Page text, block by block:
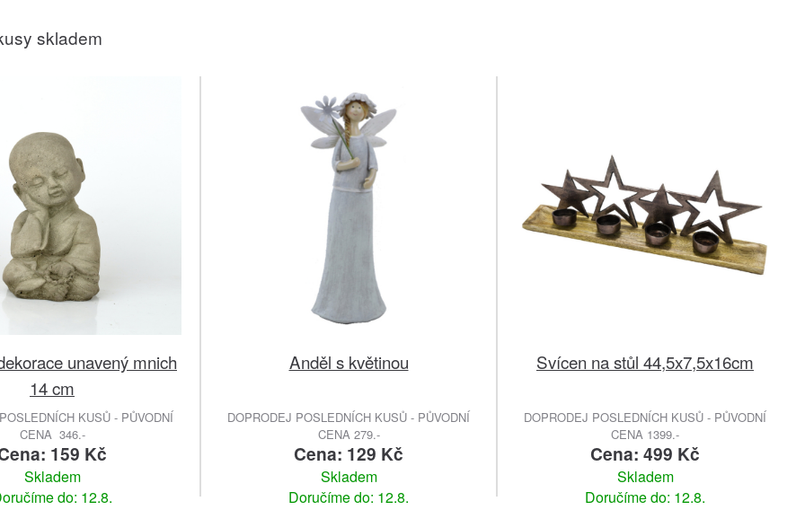
skladem
unavený mnich
14 cm
KUSŮ - PŮVODNÍ
CENA 346.-
159 Kč
Skladem
do: 12.8.
Anděl s květinou
DOPRODEJ POSLEDNÍCH KUSŮ - PŮVODNÍ
CENA 279.-
Cena: 129 Kč
Skladem
Doručíme do: 12.8.
Svícen na stůl 44,5x7,5x16cm
DOPRODEJ POSLEDNÍCH KUSŮ - PŮVODNÍ
CENA 1399.-
Cena: 499 Kč
Skladem
Doručíme do: 12.8.